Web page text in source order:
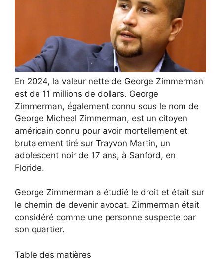
En 2024, la valeur nette de George Zimmerman
est de 11 millions de dollars. George
Zimmerman, également connu sous le nom de
George Micheal Zimmerman, est un citoyen
américain connu pour avoir mortellement et
brutalement tiré sur Trayvon Martin, un
adolescent noir de 17 ans, à Sanford, en
Floride.
George Zimmerman a étudié le droit et était sur
le chemin de devenir avocat. Zimmerman était
considéré comme une personne suspecte par
son quartier.
Table des matières